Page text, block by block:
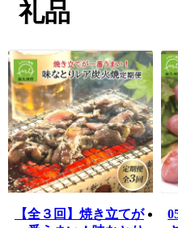
南九州市自慢の特産品を、
■南九州市ふるさと納税品
とご報告
本市へのふるさと納税のお
限会社水迫畜産」の牛肉の
示があったことが確認され
寄附者の皆様には、ご心配
とを、深くお詫び申し上げ
本市では、直ちに当該事業
また、既に寄附をいただき
礼品
【全３回】焼き立てが